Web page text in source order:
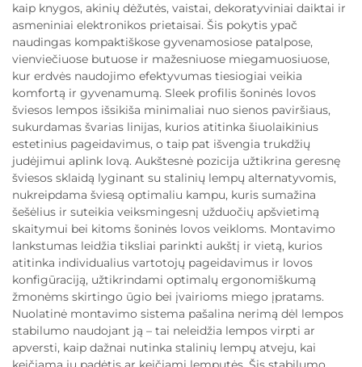
kaip knygos, akinių dėžutės, vaistai, dekoratyviniai daiktai ir
asmeniniai elektronikos prietaisai. Šis pokytis ypač
naudingas kompaktiškose gyvenamosiose patalpose,
vienviečiuose butuose ir mažesniuose miegamuosiuose,
kur erdvės naudojimo efektyvumas tiesiogiai veikia
komfortą ir gyvenamumą. Sleek profilis šoninės lovos
šviesos lempos išsikiša minimaliai nuo sienos paviršiaus,
sukurdamas švarias linijas, kurios atitinka šiuolaikinius
estetinius pageidavimus, o taip pat išvengia trukdžių
judėjimui aplink lovą. Aukštesnė pozicija užtikrina geresnę
šviesos sklaidą lyginant su stalinių lempų alternatyvomis,
nukreipdama šviesą optimaliu kampu, kuris sumažina
šešėlius ir suteikia veiksmingesnį užduočių apšvietimą
skaitymui bei kitoms šoninės lovos veikloms. Montavimo
lankstumas leidžia tiksliai parinkti aukštį ir vietą, kurios
atitinka individualius vartotojų pageidavimus ir lovos
konfigūraciją, užtikrindami optimalų ergonomiškumą
žmonėms skirtingo ūgio bei įvairioms miego įpratams.
Nuolatinė montavimo sistema pašalina nerimą dėl lempos
stabilumo naudojant ją – tai neleidžia lempos virpti ar
apversti, kaip dažnai nutinka stalinių lempų atveju, kai